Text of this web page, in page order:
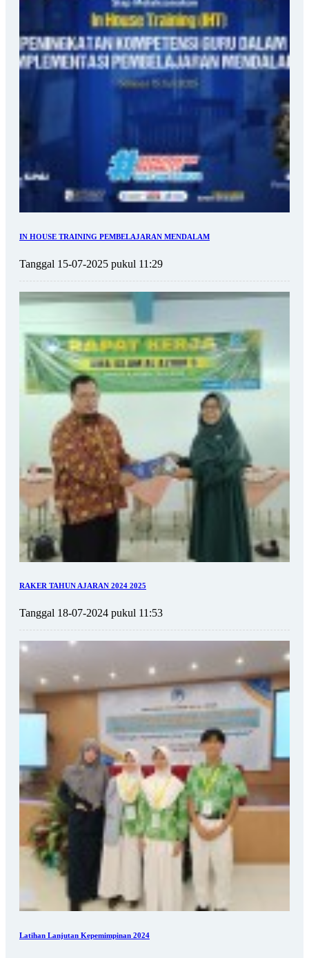
IN HOUSE TRAINING PEMBELAJARAN MENDALAM
Tanggal 15-07-2025 pukul 11:29
RAKER TAHUN AJARAN 2024 2025
Tanggal 18-07-2024 pukul 11:53
Latihan Lanjutan Kepemimpinan 2024